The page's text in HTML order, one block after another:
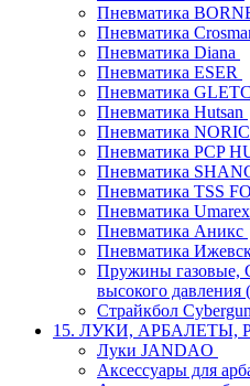
Пневматика
Пневматика
Пневматика Diana
Пневматика ESER
Пневматика
Пневматика Hutsan
Пневматика
Пневматика PCP
Пневматика
Пневматика TSS
Пневматика Umarex
Пневматика Аникс
Пневматика
Пружины газовые,
высокого давления
Страйкбол
15. ЛУКИ, АРБАЛЕТЫ,
Луки JANDAO
Аксессуары для